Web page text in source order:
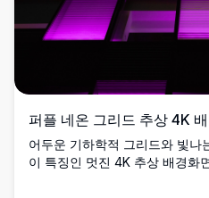
퍼플 네온 그리드 추상 4K
어두운 기하학적 그리드와 빛나
이 특징인 멋진 4K 추상 배경화